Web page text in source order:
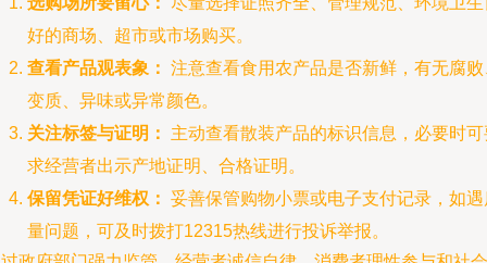
好的商场、超市或市场购买。
查看产品观表象： 注意查看食用农产品是否新鲜，有无腐败
变质、异味或异常颜色。
关注标签与证明：
主动查看散装产品的标识信息，必要时可
求经营者出示产地证明、合格证明。
保留凭证好维权： 妥善保管购物小票或电子支付记录，如遇
量问题，可及时拨打12315热线进行投诉举报。